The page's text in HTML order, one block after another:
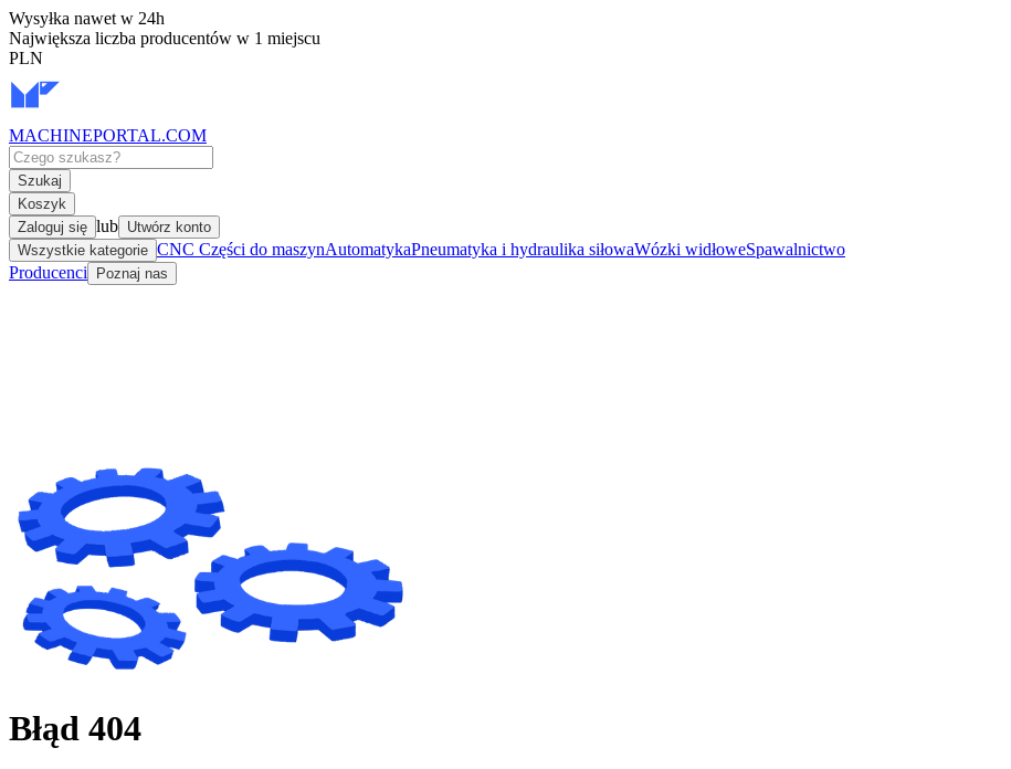
Wysyłka nawet w 24h
Największa liczba producentów w 1 miejscu
PLN
MACHINEPORTAL.COM
Szukaj
Koszyk
Zaloguj się lub Utwórz konto
Wszystkie kategorie CNC Części do maszynAutomatykaPneumatyka i hydraulika siłowaWózki widłoweSpawalnictwo
Producenci
Poznaj nas
Błąd 404